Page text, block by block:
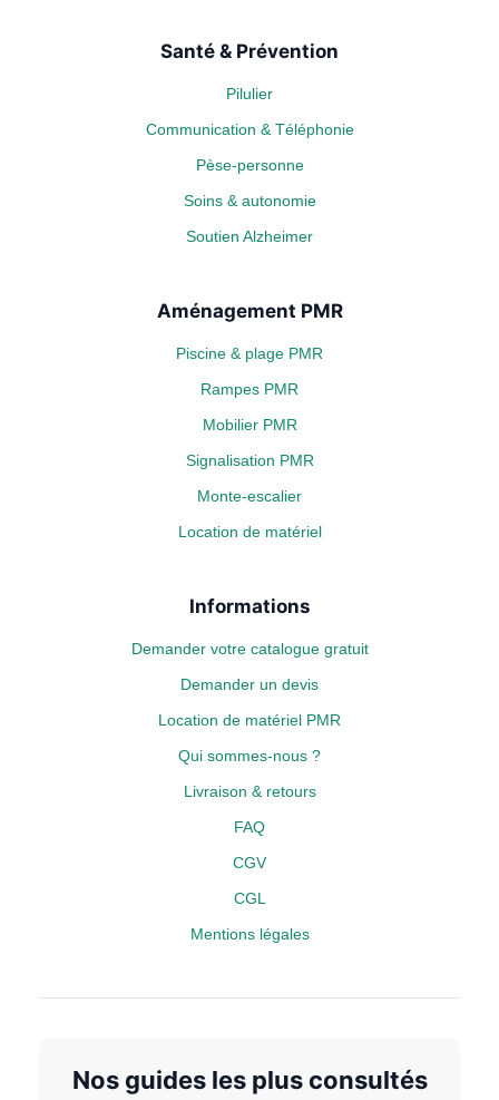
Santé & Prévention
Pilulier
Communication & Téléphonie
Pèse-personne
Soins & autonomie
Soutien Alzheimer
Aménagement PMR
Piscine & plage PMR
Rampes PMR
Mobilier PMR
Signalisation PMR
Monte-escalier
Location de matériel
Informations
Demander votre catalogue gratuit
Demander un devis
Location de matériel PMR
Qui sommes-nous ?
Livraison & retours
FAQ
CGV
CGL
Mentions légales
Nos guides les plus consultés